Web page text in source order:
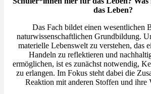
das Leben?
Das Fach bildet einen wesentlichen
naturwissenschaftlichen Grundbildung.
materielle Lebenswelt zu verstehen, das
Handeln zu reflektieren und
ermöglichen, ist es zunächst notwendig,
zu erlangen. Im Fokus steht dabei die
Reaktion mit anderen Stoffen und ihre